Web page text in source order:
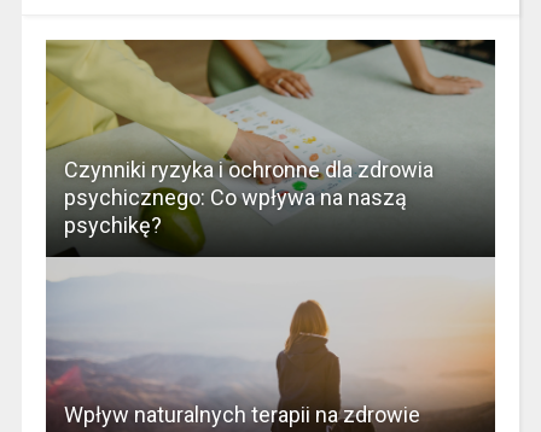
Czynniki ryzyka i ochronne dla zdrowia
psychicznego: Co wpływa na naszą
psychikę?
Wpływ naturalnych terapii na zdrowie